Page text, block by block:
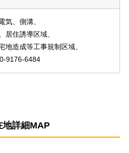
気、側溝、
居住誘導区域、
地造成等工事規制区域、
9176-6484
地詳細MAP